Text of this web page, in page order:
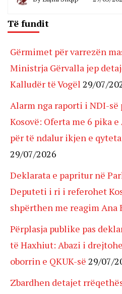
Të fundit
Gërmimet për varrezën
Ministrja Gërvalla jep
Kalludër të Vogël 29/07/
Alarm nga raporti i NDI-së
Kosovë: Oferta me 6 pika
për të ndalur ikjen e
29/07/2026
Deklarata e papritur në
Deputeti i ri i referohet
shpërthen me reagim Ana
Përplasja publike pas
të Haxhiut: Abazi i
oborrin e QKUK-së 29/07/
Zbardhen detajet